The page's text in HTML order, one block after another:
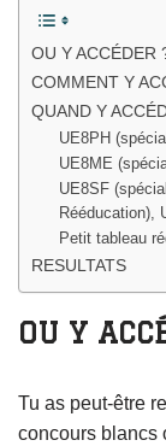
OU Y ACCÉDER
COMMENT Y
QUAND Y
UE8PH
UE8ME
UE8SF
Rééducation),
Petit tableau
RESULTATS
OU Y
Tu as peut-être
concours blancs